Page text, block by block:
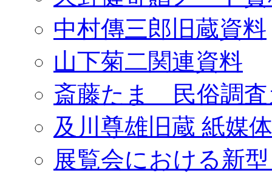
中村傳三郎旧蔵資料
山下菊二関連資料
斎藤たま 民俗調査
及川尊雄旧蔵 紙媒
展覧会における新